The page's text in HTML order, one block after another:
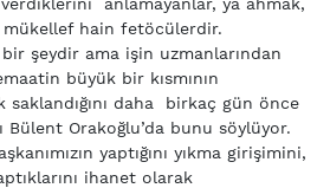
mükellef hain fetöcülerdir.
şeydir ama işin uzmanlarından
büyük bir kısmının
daha birkaç gün önce
Orakoğlu’da bunu söylüyor.
yaptığını yıkma girişimini,
ihanet olarak